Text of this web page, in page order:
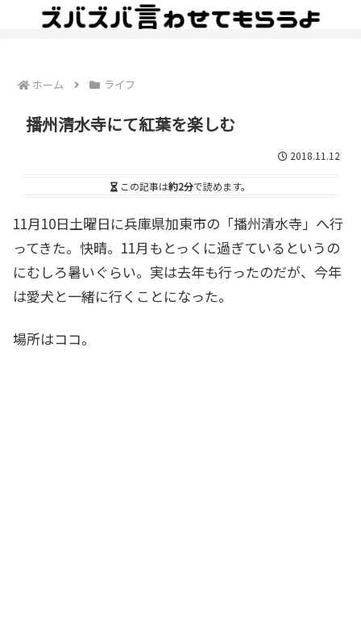
ホーム ライフ
播州清水寺にて紅葉を楽しむ
2018.11.12
この記事は約2分で読めます。
11月10日土曜日に兵庫県加東市の「播州清水寺」へ行
ってきた。快晴。11月もとっくに過ぎているというの
にむしろ暑いぐらい。実は去年も行ったのだが、今年
は愛犬と一緒に行くことになった。
場所はココ。